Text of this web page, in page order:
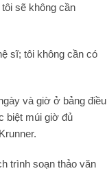
sẽ không cần
sĩ; tôi không cần có
và giờ ở bảng điều
biệt múi giờ đủ
trình soạn thảo văn